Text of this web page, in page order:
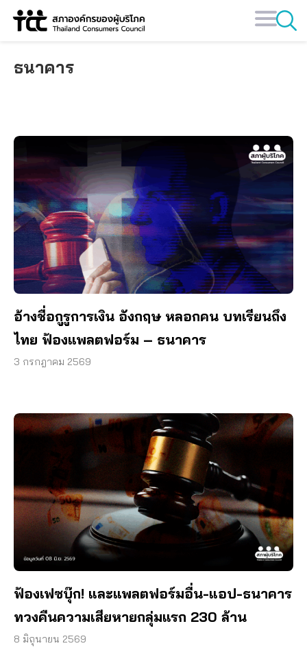
Skip
ธนาคาร
อ้างชื่อกูรูการเงิน อังกฤษ หลอกคน บทเรียนถึง
ไทย ฟ้องแพลตฟอร์ม – ธนาคาร
3 กรกฎาคม 2569
ฟ้องเฟซบุ๊ก! และแพลตฟอร์มอื่น-แอป-ธนาคาร
ทวงคืนความเสียหายกลุ่มแรก 230 ล้าน
8 มิถุนายน 2569